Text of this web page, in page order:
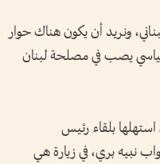
ونريد أن يكون هناك حوار
يصب في مصلحة لبنان
استهلها بلقاء رئيس
نبيه بري، في زيارة هي